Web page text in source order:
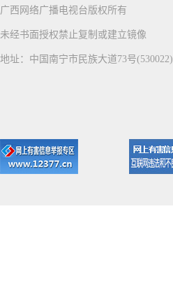
广西网络广播电视台版权所有
未经书面授权禁止复制或建立镜像
地址：中国南宁市民族大道73号(530022)